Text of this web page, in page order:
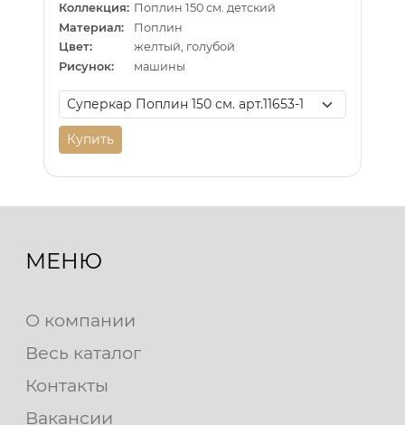
Коллекция: Поплин 150 см. детский
Материал:
Поплин
Цвет:
желтый, голубой
Рисунок:
машины
Купить
МЕНЮ
О компании
Весь каталог
Контакты
Вакансии